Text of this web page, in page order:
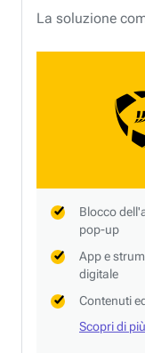
La soluzione
Blocco
pop-up
App e
digitale
Contenuti
Scopri di più